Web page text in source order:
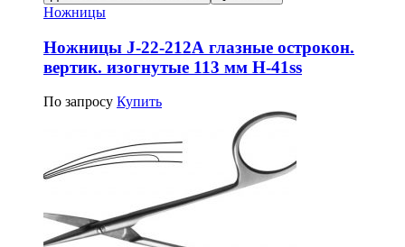
Ножницы
Ножницы J-22-212А глазные острокон.
вертик. изогнутые 113 мм Н-41ss
По запросу Купить